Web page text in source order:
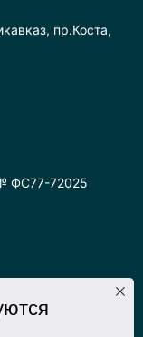
ФС77-72025
лиц старше 16 лет.
на сайте,
пр.Коста,